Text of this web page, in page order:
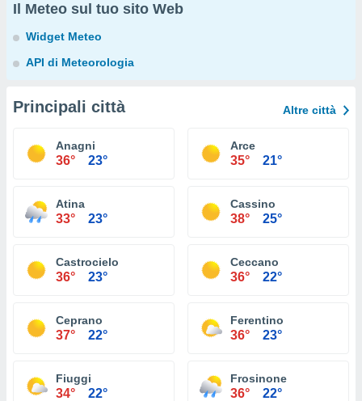
Il Meteo sul tuo sito Web
Widget Meteo
API di Meteorologia
Principali città Altre città
Anagni
36° 23°
Arce
35° 21°
Atina
33° 23°
Cassino
38° 25°
Castrocielo
36° 23°
Ceccano
36° 22°
Ceprano
37° 22°
Ferentino
36° 23°
Fiuggi
34° 22°
Frosinone
36° 22°